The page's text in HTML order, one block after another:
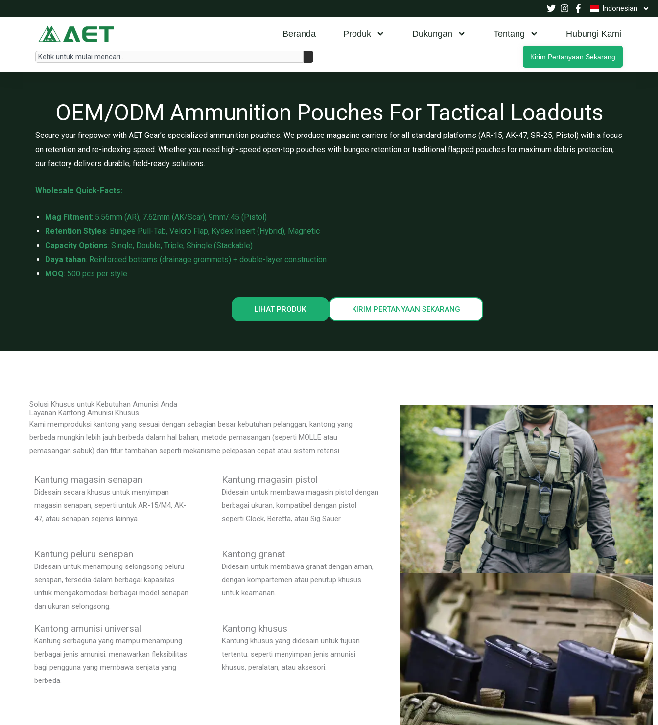
ke
Indonesian
Beranda Produk Dukungan Tentang Hubungi Kami
Search Kirim Pertanyaan Sekarang
OEM/ODM Ammunition Pouches For Tactical Loadouts
Secure your firepower with AET Gear’s specialized ammunition pouches. We produce magazine carriers for all standard platforms (AR-15, AK-47, SR-25, Pistol) with a focus
on retention and re-indexing speed. Whether you need high-speed open-top pouches with bungee retention or traditional flapped pouches for maximum debris protection,
our factory delivers durable, field-ready solutions.
Wholesale Quick-Facts:
Mag Fitment: 5.56mm (AR), 7.62mm (AK/Scar), 9mm/.45 (Pistol)
Retention Styles: Bungee Pull-Tab, Velcro Flap, Kydex Insert (Hybrid), Magnetic
Capacity Options: Single, Double, Triple, Shingle (Stackable)
Daya tahan: Reinforced bottoms (drainage grommets) + double-layer construction
MOQ: 500 pcs per style
LIHAT PRODUK KIRIM PERTANYAAN SEKARANG
Solusi Khusus untuk Kebutuhan Amunisi Anda
Layanan Kantong Amunisi Khusus
Kami memproduksi kantong yang sesuai dengan sebagian besar kebutuhan pelanggan, kantong yang
berbeda mungkin lebih jauh berbeda dalam hal bahan, metode pemasangan (seperti MOLLE atau
pemasangan sabuk) dan fitur tambahan seperti mekanisme pelepasan cepat atau sistem retensi.
Kantung magasin senapan
Didesain secara khusus untuk menyimpan
magasin senapan, seperti untuk AR-15/M4, AK-
47, atau senapan sejenis lainnya.
Kantung magasin pistol
Didesain untuk membawa magasin pistol dengan
berbagai ukuran, kompatibel dengan pistol
seperti Glock, Beretta, atau Sig Sauer.
Kantung peluru senapan
Didesain untuk menampung selongsong peluru
senapan, tersedia dalam berbagai kapasitas
untuk mengakomodasi berbagai model senapan
dan ukuran selongsong.
Kantong granat
Didesain untuk membawa granat dengan aman,
dengan kompartemen atau penutup khusus
untuk keamanan.
Kantong amunisi universal
Kantung serbaguna yang mampu menampung
berbagai jenis amunisi, menawarkan fleksibilitas
bagi pengguna yang membawa senjata yang
berbeda.
Kantong khusus
Kantung khusus yang didesain untuk tujuan
tertentu, seperti menyimpan jenis amunisi
khusus, peralatan, atau aksesori.